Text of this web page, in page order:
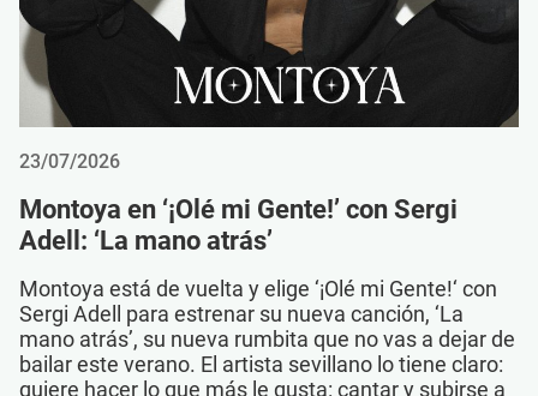
23/07/2026
Montoya en ‘¡Olé mi Gente!’ con Sergi
Adell: ‘La mano atrás’
Montoya está de vuelta y elige ‘¡Olé mi Gente!‘ con
Sergi Adell para estrenar su nueva canción, ‘La
mano atrás’, su nueva rumbita que no vas a dejar de
bailar este verano. El artista sevillano lo tiene claro:
quiere hacer lo que más le gusta: cantar y subirse a